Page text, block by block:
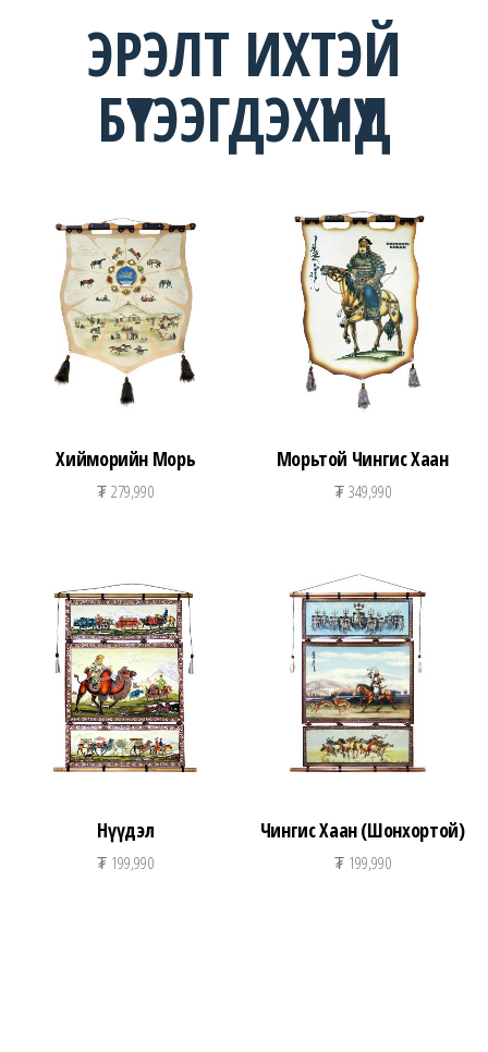
ЭРЭЛТ ИХТЭЙ
БҮТЭЭГДЭХҮҮНҮҮД
Хийморийн Морь
₮279,990
Морьтой Чингис Хаан
₮349,990
Нүүдэл
₮ 199,990
Чингис Хаан (Шонхортой)
₮199,990